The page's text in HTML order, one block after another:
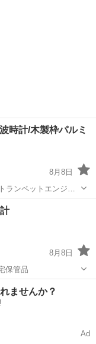
時計/木製枠パルミ
8月8日
ンペットエンジェ
を奏でます。各曲
定可能。CITIZEN電
8月8日
済み 自宅保管品
き時計
ませんか？
Ad